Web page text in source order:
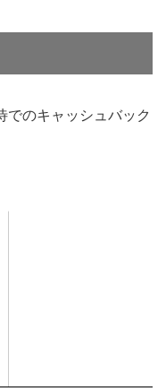
でのキャッシュバック